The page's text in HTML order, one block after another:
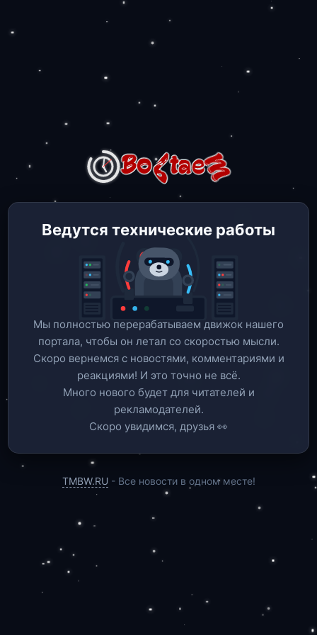
Ведутся технические работы
Мы полностью перерабатываем движок нашего
портала, чтобы он летал со скоростью мысли.
Скоро вернемся c новостями, комментариями и
реакциями! И это точно не всё.
Много нового будет для читателей и
рекламодателей.
Скоро увидимся, друзья 👀
TMBW.RU - Все новости в одном месте!